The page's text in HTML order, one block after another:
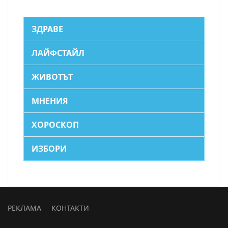
ЗДРАВЕ
ЛАЙФСТАЙЛ
ЖИВОТЪТ
МНЕНИЯ
ХОРОСКОП
ИЗБОРИ
РЕКЛАМА КОНТАКТИ